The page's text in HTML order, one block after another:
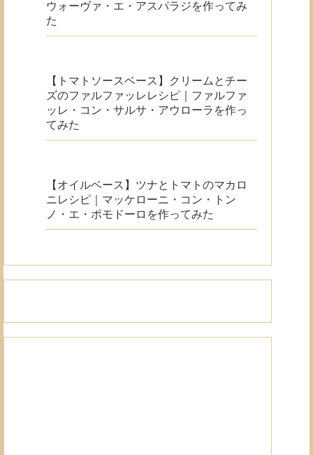
ウォーヴァ・エ・アスパラジを作ってみ
た
【トマトソースベース】クリームとチー
ズのファルファッレレシピ｜ファルファ
ッレ・コン・サルサ・アウローラを作っ
てみた
【オイルベース】ツナとトマトのマカロ
ニレシピ｜マッケローニ・コン・トン
ノ・エ・ポモドーロを作ってみた